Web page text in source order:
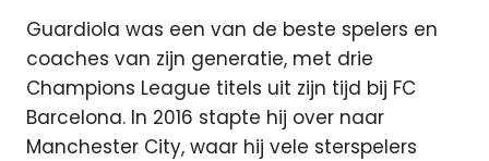
Guardiola was een van de beste spelers en
coaches van zijn generatie, met drie
Champions League titels uit zijn tijd bij FC
Barcelona. In 2016 stapte hij over naar
Manchester City, waar hij vele sterspelers